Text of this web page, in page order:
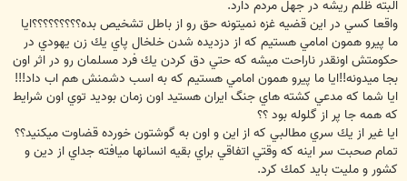
البته ظلم ريشه در جهل مردم دارد.
واقعا كسي در اين قضيه غزه نميتونه حق رو از باطل تشخيص بده؟؟؟؟؟؟؟؟؟ايا
ما پيرو همون امامي هستيم كه از دزديده شدن خلخال پاي يك زن يهودي در
حكومتش اونقدر ناراحت ميشه كه حتي دق كردن يك فرد مسلمان رو در اثر اون
بجا ميدونه!!ايا ما پيرو همون امامي هستيم كه به اسب دشمنش هم اب داد!!!
ايا شما كه مدعي كشته هاي جنگ ايران هستيد اون زمان بوديد توي اون شرايط
كه همه جا پر از گلوله بود ؟؟
ايا غير از يك سري مطالبي كه از اين و اون به گوشتون خورده قضاوت ميكنيد؟؟
تمام صحبت سر اينه كه وقتي اتفاقي براي بقيه انسانها ميافته جداي از دين و
كشور و مليت بايد كمك كرد.